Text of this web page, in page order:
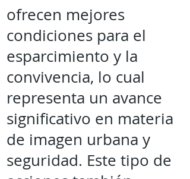
ofrecen mejores
condiciones para el
esparcimiento y la
convivencia, lo cual
representa un avance
significativo en materia
de imagen urbana y
seguridad. Este tipo de